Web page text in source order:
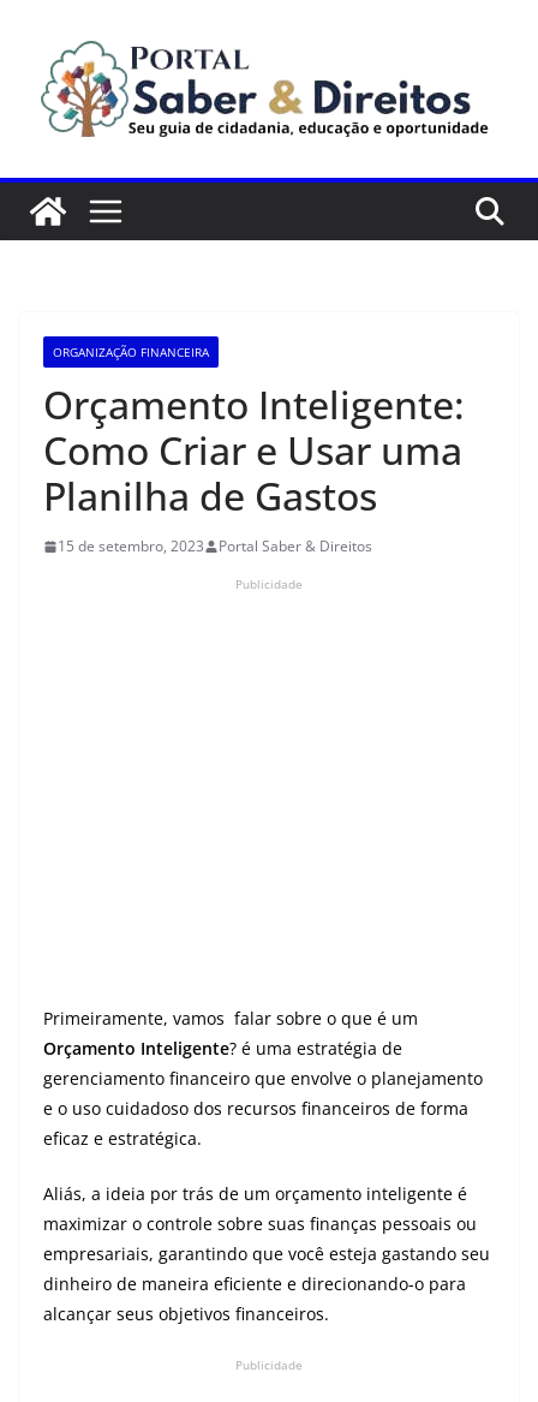
conteúdo
ORGANIZAÇÃO FINANCEIRA
Orçamento Inteligente:
Como Criar e Usar uma
Planilha de Gastos
15 de setembro, 2023 Portal Saber & Direitos
Publicidade
Primeiramente, vamos falar sobre o que é um
Orçamento Inteligente? é uma estratégia de
gerenciamento financeiro que envolve o planejamento
e o uso cuidadoso dos recursos financeiros de forma
eficaz e estratégica.
Aliás, a ideia por trás de um orçamento inteligente é
maximizar o controle sobre suas finanças pessoais ou
empresariais, garantindo que você esteja gastando seu
dinheiro de maneira eficiente e direcionando-o para
alcançar seus objetivos financeiros.
Publicidade